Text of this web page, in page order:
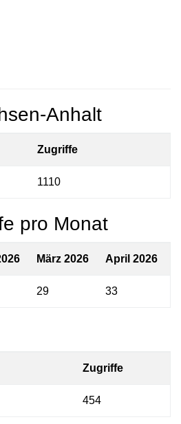
Anhalt
Zugriffe
1110
pro Monat
März 2026 April 2026
29 33
Zugriffe
454